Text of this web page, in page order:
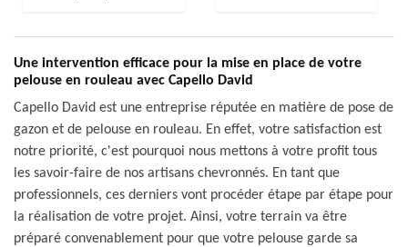
Une intervention efficace pour la mise en place de votre
pelouse en rouleau avec Capello David
Capello David est une entreprise réputée en matière de pose de
gazon et de pelouse en rouleau. En effet, votre satisfaction est
notre priorité, c'est pourquoi nous mettons à votre profit tous
les savoir-faire de nos artisans chevronnés. En tant que
professionnels, ces derniers vont procéder étape par étape pour
la réalisation de votre projet. Ainsi, votre terrain va être
préparé convenablement pour que votre pelouse garde sa